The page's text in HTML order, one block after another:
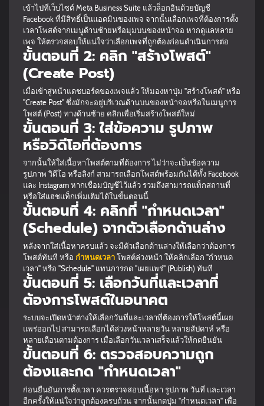
เข้าไปที่เว็บไซต์ Meta Business Suite แล้วล็อกอินด้วยบัญชี
Facebook ที่มีสิทธิ์เป็นแอดมินของเพจ จากนั้นเลือกเพจที่ต้องการตั้ง
เวลาโพสต์จากเมนูด้านซ้ายหรือมุมบนของหน้าจอ หากดูแลหลาย
เพจ ให้ตรวจสอบให้แน่ใจว่าเลือกเพจที่ถูกต้องก่อนดำเนินการต่อ
ขั้นตอนที่ 2: คลิก "สร้างโพสต์"
(Create Post)
เมื่อเข้าสู่หน้าแดชบอร์ดของเพจแล้ว ให้มองหาปุ่ม "สร้างโพสต์" หรือ
"Create Post" ซึ่งมักจะอยู่บริเวณด้านบนของหน้าจอหรือในเมนูการ
โพสต์ (Post) ทางด้านซ้าย คลิกเพื่อเริ่มสร้างโพสต์ใหม่
ขั้นตอนที่ 3: ใส่ข้อความ รูปภาพ
หรือวิดีโอที่ต้องการ
จากนั้นให้ใส่เนื้อหาโพสต์ตามที่ต้องการ ไม่ว่าจะเป็นข้อความ
รูปภาพ วิดีโอ หรือลิงก์ สามารถเลือกโพสต์พร้อมกันได้ทั้ง Facebook
และ Instagram หากเชื่อมบัญชีไว้แล้ว รวมถึงสามารถแท็กสถานที่
หรือใส่แฮชแท็กเพิ่มเติมได้ในขั้นตอนนี้
ขั้นตอนที่ 4: คลิกที่ "กำหนดเวลา"
(Schedule) จากตัวเลือกด้านล่าง
หลังจากใส่เนื้อหาครบแล้ว จะมีตัวเลือกด้านล่างให้เลือกว่าต้องการ
โพสต์ทันที หรือ กำหนดเวลาโพสต์ล่วงหน้า ให้คลิกเลือก "กำหนด
เวลา" หรือ "Schedule" แทนการกด "เผยแพร่" (Publish) ทันที
ขั้นตอนที่ 5: เลือกวันที่และเวลาที่
ต้องการโพสต์ในอนาคต
ระบบจะเปิดหน้าต่างให้เลือกวันที่และเวลาที่ต้องการให้โพสต์นี้เผย
แพร่ออกไป สามารถเลือกได้ล่วงหน้าหลายวัน หลายสัปดาห์ หรือ
หลายเดือนตามต้องการ เมื่อเลือกวันเวลาเสร็จแล้วให้กดยืนยัน
ขั้นตอนที่ 6: ตรวจสอบความถูก
ต้องและกด "กำหนดเวลา"
ก่อนยืนยันการตั้งเวลา ควรตรวจสอบเนื้อหา รูปภาพ วันที่ และเวลา
อีกครั้งให้แน่ใจว่าถูกต้องครบถ้วน จากนั้นกดปุ่ม "กำหนดเวลา" เพื่อ